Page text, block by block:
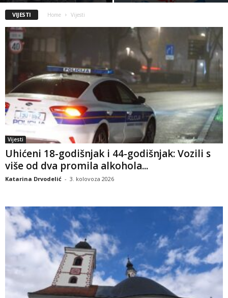
VIJESTI Home Vijesti
Vijesti
Uhićeni 18-godišnjak i 44-godišnjak: Vozili s
više od dva promila alkohola...
Katarina Drvodelić - 3. kolovoza 2026